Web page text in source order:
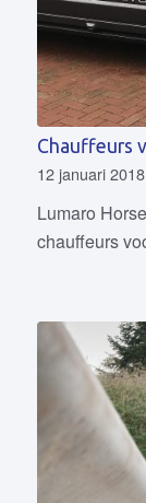
Chauffeurs
12 januari 2018
Lumaro
chauffeurs